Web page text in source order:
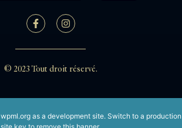
© 2023 Tout droit réservé.
wpml.org as a development site. Switch to a production